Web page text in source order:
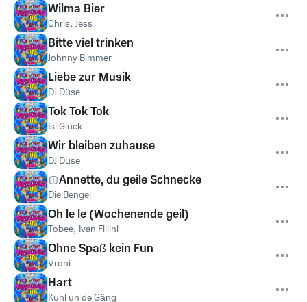
Wilma Bier
Chris, Jess
Bitte viel trinken
Johnny Bimmer
Liebe zur Musik
DJ Düse
Tok Tok Tok
Isi Glück
Wir bleiben zuhause
DJ Düse
Annette, du geile Schnecke
Die Bengel
Oh le le (Wochenende geil)
Tobee, Ivan Fillini
Ohne Spaß kein Fun
Vroni
Hart
Kuhl un de Gäng